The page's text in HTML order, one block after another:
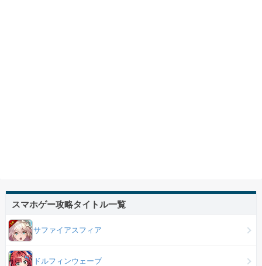
スマホゲー攻略タイトル一覧
サファイアスフィア
ドルフィンウェーブ